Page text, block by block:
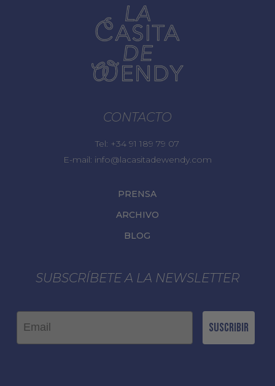
CONTACTO
Tel: +34 91 189 79 07
E-mail: info@lacasitadewendy.com
PRENSA
ARCHIVO
BLOG
SUBSCRÍBETE A LA NEWSLETTER
Email
Suscribir